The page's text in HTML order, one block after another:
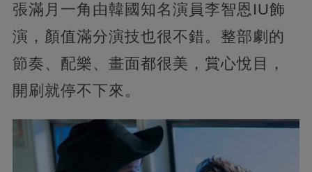
張滿月一角由韓國知名演員李智恩IU飾
演，顏值滿分演技也很不錯。整部劇的
節奏、配樂、畫面都很美，賞心悅目，
開刷就停不下來。